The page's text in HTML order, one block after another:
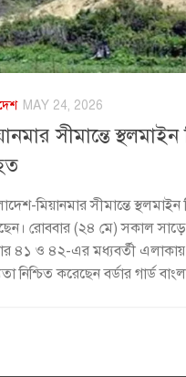
MAY 24, 2026
সীমান্তে
মিয়ানমার সীমান্তে
রোববার (২৪ মে) সকাল সাড়ে
৪১ ও ৪২-এর মধ্যবর্তী
নিশ্চিত করেছেন বর্ডার গার্ড